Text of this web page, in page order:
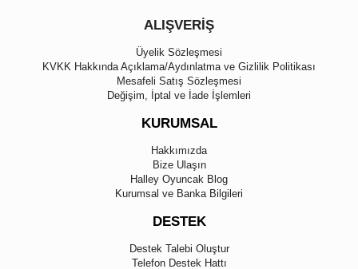
ALIŞVERİŞ
Üyelik Sözleşmesi
KVKK Hakkında Açıklama/Aydınlatma ve Gizlilik Politikası
Mesafeli Satış Sözleşmesi
Değişim, İptal ve İade İşlemleri
KURUMSAL
Hakkımızda
Bize Ulaşın
Halley Oyuncak Blog
Kurumsal ve Banka Bilgileri
DESTEK
Destek Talebi Oluştur
Telefon Destek Hattı